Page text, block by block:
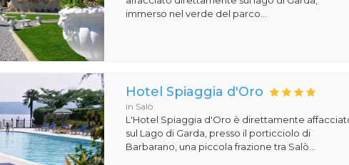
immerso nel verde del parco...
Hotel Spiaggia d'Oro
in Salò
L'Hotel Spiaggia d'Oro è direttamente
sul Lago di Garda, presso il porticciolo di
Barbarano, una piccola frazione tra Salò...